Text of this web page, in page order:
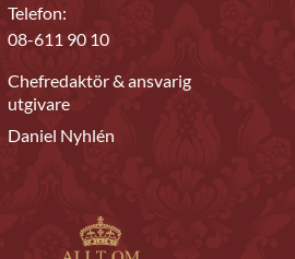
Telefon:
08-611 90 10
Chefredaktör & ansvarig
utgivare
Daniel Nyhlén